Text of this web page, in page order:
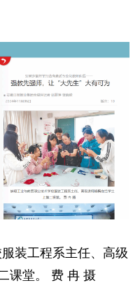
装工程系主任、高级
课堂。 费 冉 摄